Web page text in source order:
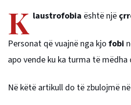
K laustrofobia është një
Personat që vuajnë nga kjo fobi
apo vende ku ka turma të mëdha
Në këtë artikull do të zbulojmë